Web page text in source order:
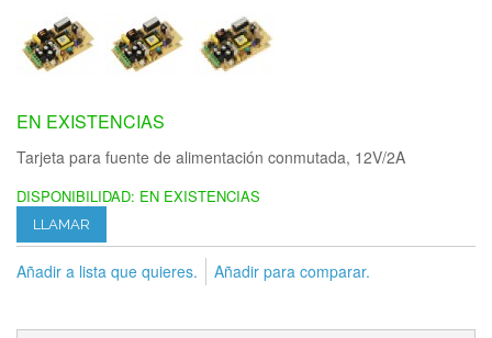
EN EXISTENCIAS
Tarjeta para fuente de alimentación conmutada, 12V/2A
DISPONIBILIDAD: EN EXISTENCIAS
LLAMAR
Añadir a lista que quieres. Añadir para comparar.